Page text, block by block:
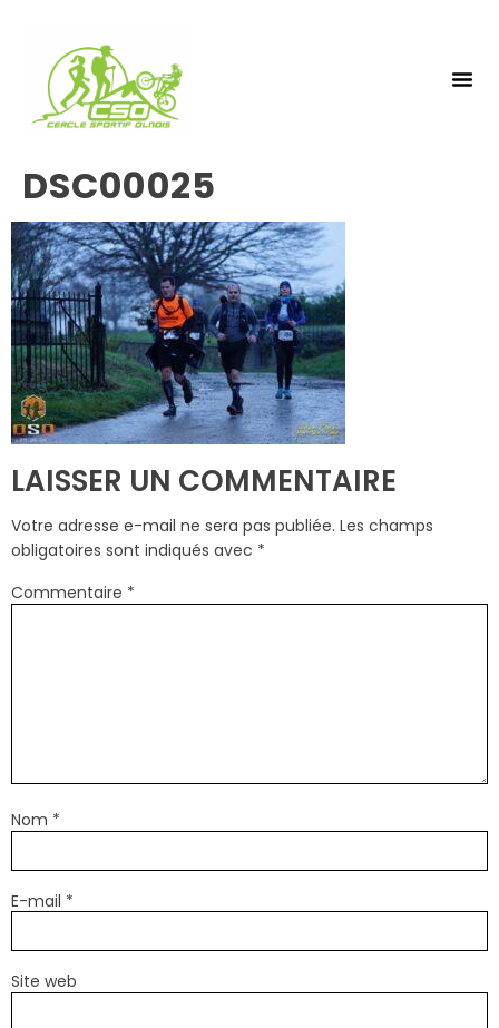
DSC00025
LAISSER UN COMMENTAIRE
Votre adresse e-mail ne sera pas publiée. Les champs
obligatoires sont indiqués avec *
Commentaire *
Nom *
E-mail *
Site web